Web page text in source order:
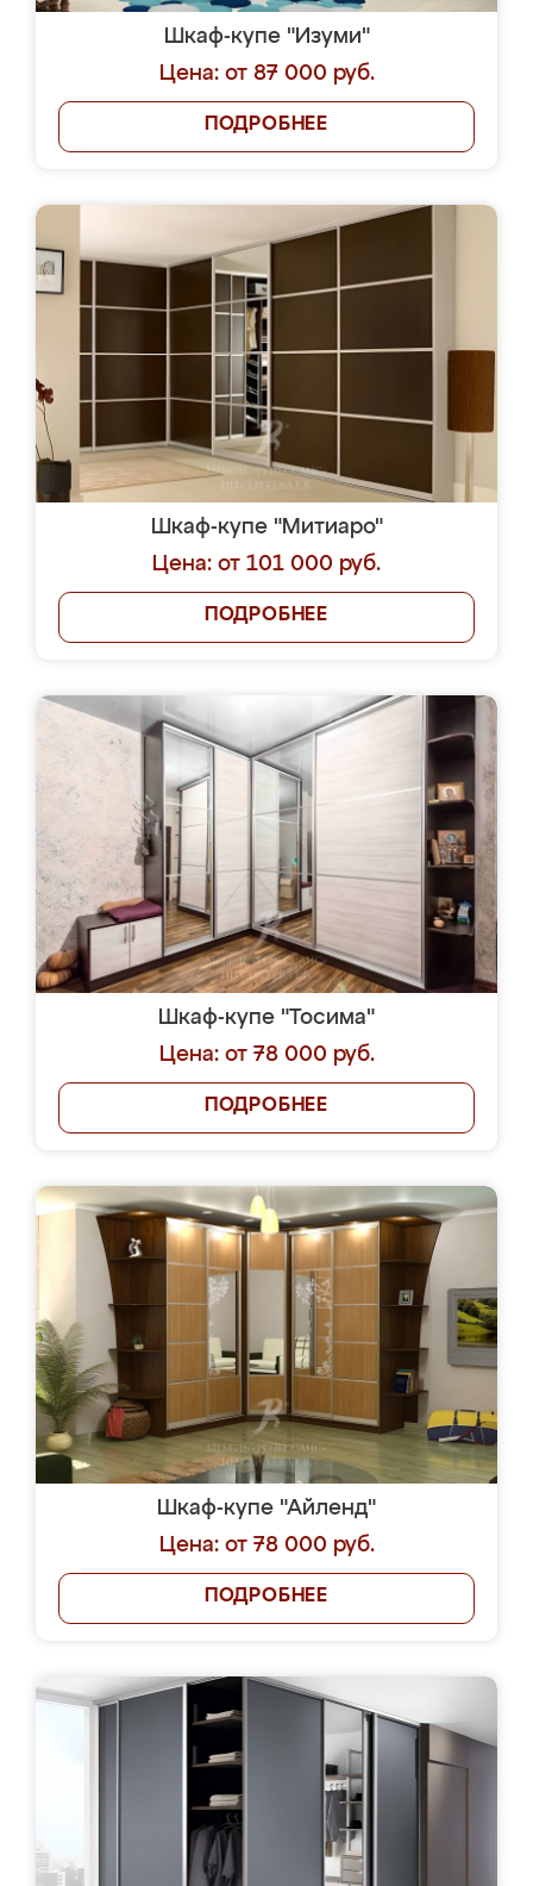
Шкаф-купе "Изуми"
Цена: от 87 000 руб.
ПОДРОБНЕЕ
Шкаф-купе "Митиаро"
Цена: от 101 000 руб.
ПОДРОБНЕЕ
Шкаф-купе "Тосима"
Цена: от 78 000 руб.
ПОДРОБНЕЕ
Шкаф-купе "Айленд"
Цена: от 78 000 руб.
ПОДРОБНЕЕ